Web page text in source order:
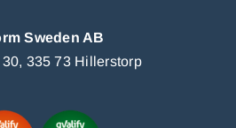
Sweden AB
335 73 Hillerstorp